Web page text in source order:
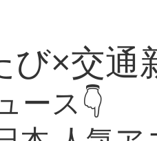
び×交通
ース👇